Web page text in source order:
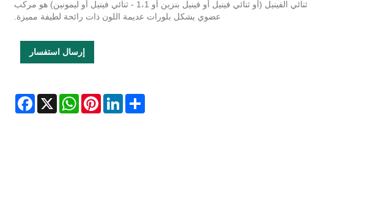
ثنائي الفينيل (أو ثنائي فينيل أو فينيل بنزين أو 1،1 - ثنائي فينيل أو ليمونين) هو مركب
عضوي يشكل بلورات عديمة اللون ذات رائحة لطيفة مميزة.
إرسال استفسار
Facebook X
WhatsAppPinterestLinkedInShare
LiveChat